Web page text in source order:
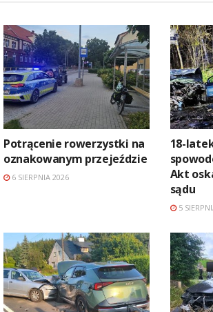
Potrącenie rowerzystki na
oznakowanym przejeździe
6 SIERPNIA 2026
18-
Akt
sądu
5